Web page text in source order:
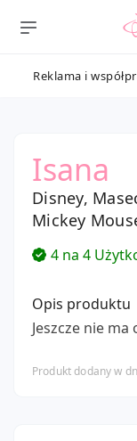
Reklama i
Isana
Disney,
Mickey
4 na 4
Opis produktu
Jeszcze nie
Produkt dodany w